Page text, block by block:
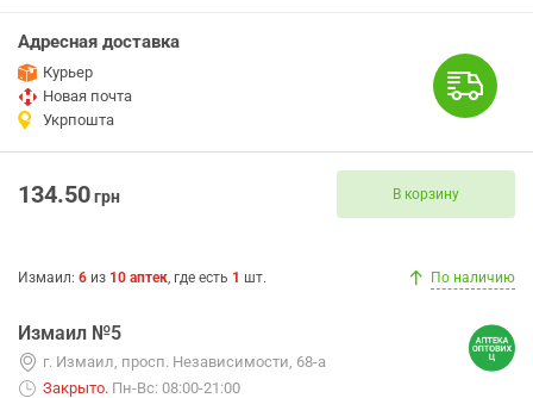
Адресная доставка
Курьер
Новая почта
Укрпошта
134.50грн В корзину
Измаил: 6 из 10 аптек, где есть 1 шт. По наличию
Измаил №5
г. Измаил, просп. Независимости, 68-а
Закрыто. Пн-Вс: 08:00-21:00